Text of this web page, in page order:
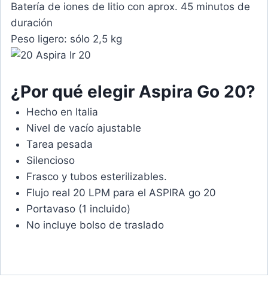
Batería de iones de litio con aprox. 45 minutos de
duración
Peso ligero: sólo 2,5 kg
¿Por qué elegir Aspira Go 20?
Hecho en Italia
Nivel de vacío ajustable
Tarea pesada
Silencioso
Frasco y tubos esterilizables.
Flujo real 20 LPM para el ASPIRA go 20
Portavaso (1 incluido)
No incluye bolso de traslado